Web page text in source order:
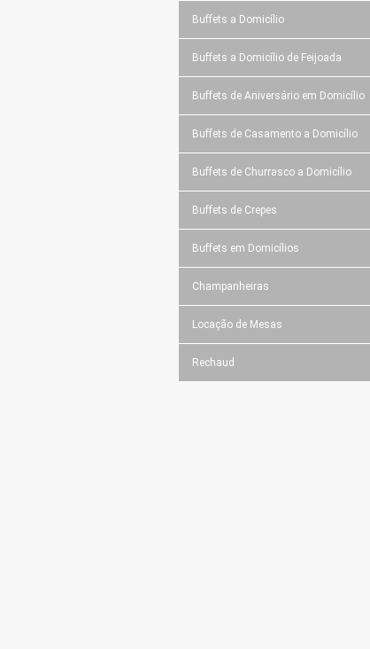
Buffets a Domicílio
Buffets a Domicílio de Feijoada
Buffets de Aniversário em Domicílio
Buffets de Casamento a Domicílio
Buffets de Churrasco a Domicílio
Buffets de Crepes
Buffets em Domicílios
Champanheiras
Locação de Mesas
Rechaud